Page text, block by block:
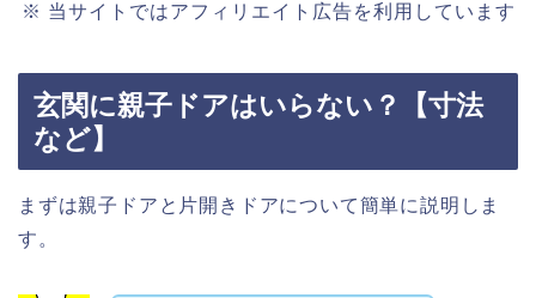
※ 当サイトではアフィリエイト広告を利用しています
玄関に親子ドアはいらない？【寸法
など】
まずは親子ドアと片開きドアについて簡単に説明しま
す。